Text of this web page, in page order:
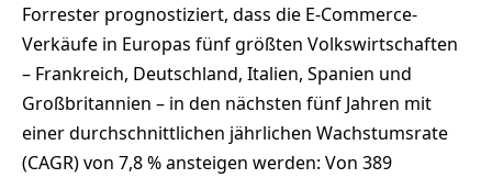
Forrester prognostiziert, dass die E-Commerce-
Verkäufe in Europas fünf größten Volkswirtschaften
– Frankreich, Deutschland, Italien, Spanien und
Großbritannien – in den nächsten fünf Jahren mit
einer durchschnittlichen jährlichen Wachstumsrate
(CAGR) von 7,8 % ansteigen werden: Von 389